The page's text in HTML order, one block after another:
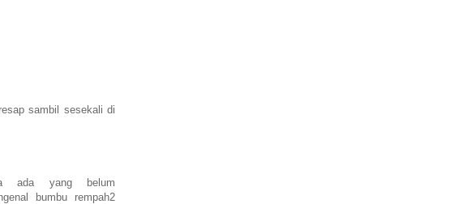
sambil sesekali di
ada yang belum
bumbu rempah2